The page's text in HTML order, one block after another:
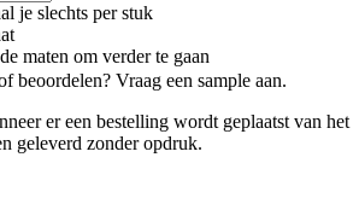
je slechts per stuk
maten om verder te gaan
beoordelen? Vraag een sample aan.
er een bestelling wordt geplaatst van het
geleverd zonder opdruk.